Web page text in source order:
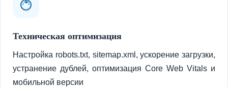
Техническая оптимизация
Настройка robots.txt, sitemap.xml, ускорение загрузки,
устранение дублей, оптимизация Core Web Vitals и
мобильной версии